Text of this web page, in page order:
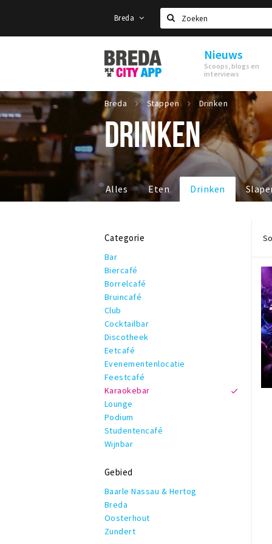
Breda
Zoeken
Stappen
&
Shoppen
Breda
Nieuws
Scoops, blogs en
interviews
Breda Stappen Drinken
DRINKEN
Alles Eten Drinken
Categorie
Bar
Biercafé
Borrelcafé
Bruincafé
Club
Cocktailbar
Discotheek
Eetcafé
Evenementenlocatie
Feestcafé
Karaokebar
Lounge
Podium
Studentencafé
Wijnbar
Gebied
Baarle Nassau & Hertog
Breda
Oosterhout
Zundert